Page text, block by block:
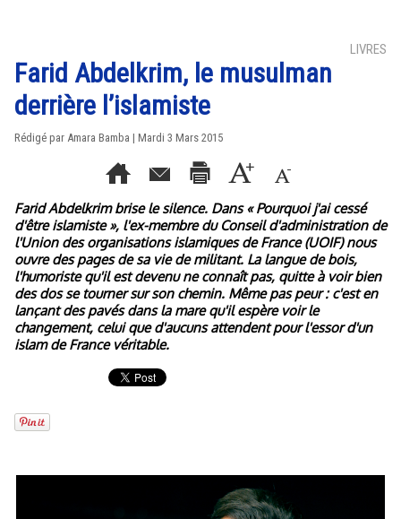
LIVRES
Farid Abdelkrim, le musulman
derrière l’islamiste
Rédigé par Amara Bamba | Mardi 3 Mars 2015
Farid Abdelkrim brise le silence. Dans « Pourquoi j'ai cessé
d'être islamiste », l'ex-membre du Conseil d'administration de
l'Union des organisations islamiques de France (UOIF) nous
ouvre des pages de sa vie de militant. La langue de bois,
l'humoriste qu'il est devenu ne connaît pas, quitte à voir bien
des dos se tourner sur son chemin. Même pas peur : c'est en
lançant des pavés dans la mare qu'il espère voir le
changement, celui que d'aucuns attendent pour l'essor d'un
islam de France véritable.